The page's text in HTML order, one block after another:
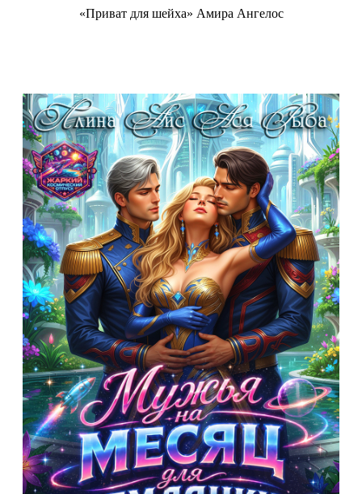
«Приват для шейха» Амира Ангелос